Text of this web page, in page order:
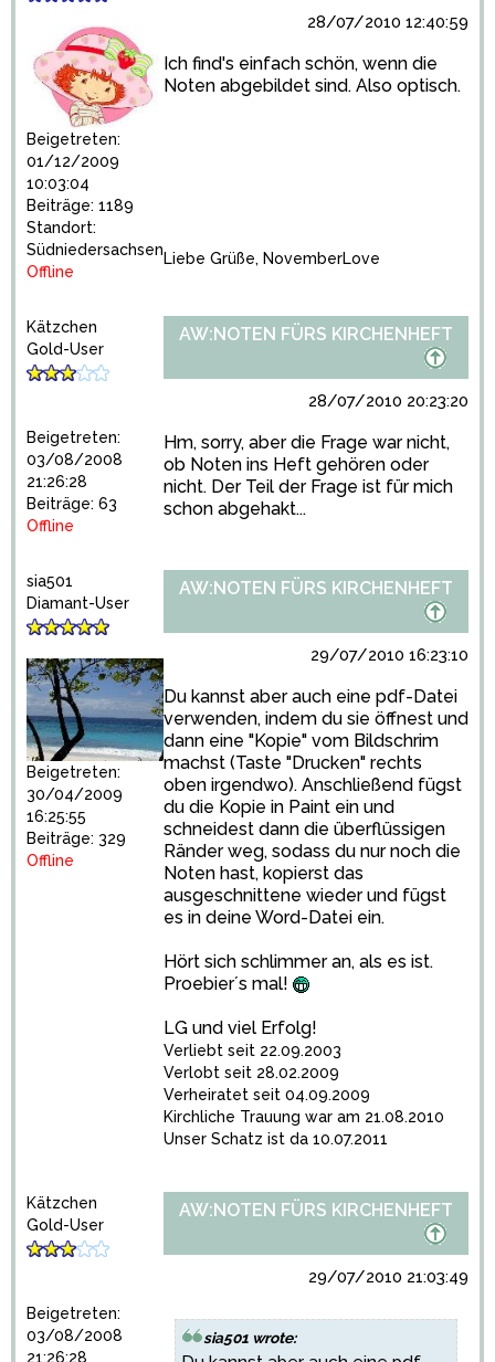
Beigetreten:
01/12/2009
10:03:04
Beiträge: 1189
Standort:
Südniedersachsen
Offline
28/07/2010 12:40:59
Ich find's einfach schön, wenn die
Noten abgebildet sind. Also optisch.
Liebe Grüße, NovemberLove
Kätzchen
Gold-User
Beigetreten:
03/08/2008
21:26:28
Beiträge: 63
Offline
AW:NOTEN FÜRS KIRCHENHEFT
28/07/2010 20:23:20
Hm, sorry, aber die Frage war nicht,
ob Noten ins Heft gehören oder
nicht. Der Teil der Frage ist für mich
schon abgehakt...
sia501
Diamant-User
Beigetreten:
30/04/2009
16:25:55
Beiträge: 329
Offline
AW:NOTEN FÜRS KIRCHENHEFT
29/07/2010 16:23:10
Du kannst aber auch eine pdf-Datei
verwenden, indem du sie öffnest und
dann eine "Kopie" vom Bildschrim
machst (Taste "Drucken" rechts
oben irgendwo). Anschließend fügst
du die Kopie in Paint ein und
schneidest dann die überflüssigen
Ränder weg, sodass du nur noch die
Noten hast, kopierst das
ausgeschnittene wieder und fügst
es in deine Word-Datei ein.
Hört sich schlimmer an, als es ist.
Proebier´s mal!
LG und viel Erfolg!
Verliebt seit 22.09.2003
Verlobt seit 28.02.2009
Verheiratet seit 04.09.2009
Kirchliche Trauung war am 21.08.2010
Unser Schatz ist da 10.07.2011
Kätzchen
Gold-User
Beigetreten:
03/08/2008
21:26:28
AW:NOTEN FÜRS KIRCHENHEFT
29/07/2010 21:03:49
sia501 wrote: